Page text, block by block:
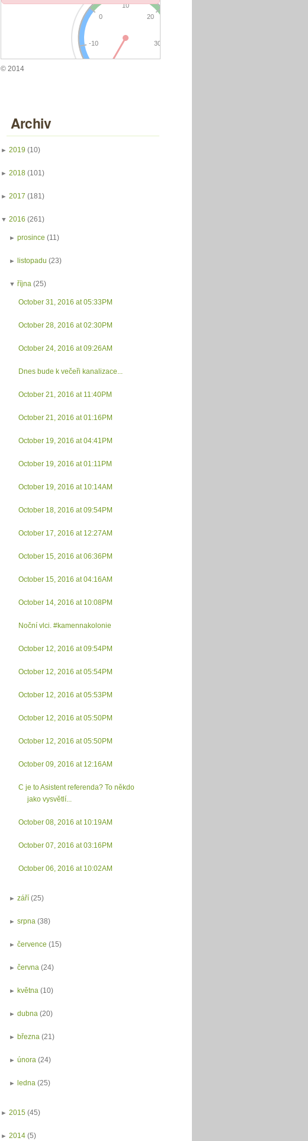
© 2014
Archiv
► 2019 (10)
► 2018 (101)
► 2017 (181)
▼ 2016 (261)
►prosince (11)
►listopadu (23)
▼října (25)
October 31, 2016 at 05:33PM
October 28, 2016 at 02:30PM
October 24, 2016 at 09:26AM
Dnes bude k večeři kanalizace...
October 21, 2016 at 11:40PM
October 21, 2016 at 01:16PM
October 19, 2016 at 04:41PM
October 19, 2016 at 01:11PM
October 19, 2016 at 10:14AM
October 18, 2016 at 09:54PM
October 17, 2016 at 12:27AM
October 15, 2016 at 06:36PM
October 15, 2016 at 04:16AM
October 14, 2016 at 10:08PM
Noční vlci. #kamennakolonie
October 12, 2016 at 09:54PM
October 12, 2016 at 05:54PM
October 12, 2016 at 05:53PM
October 12, 2016 at 05:50PM
October 12, 2016 at 05:50PM
October 09, 2016 at 12:16AM
C je to Asistent referenda? To někdo
jako vysvětlí...
October 08, 2016 at 10:19AM
October 07, 2016 at 03:16PM
October 06, 2016 at 10:02AM
►září (25)
►srpna (38)
►července (15)
►června (24)
►května (10)
►dubna (20)
►března (21)
►února (24)
►ledna (25)
► 2015 (45)
► 2014 (5)